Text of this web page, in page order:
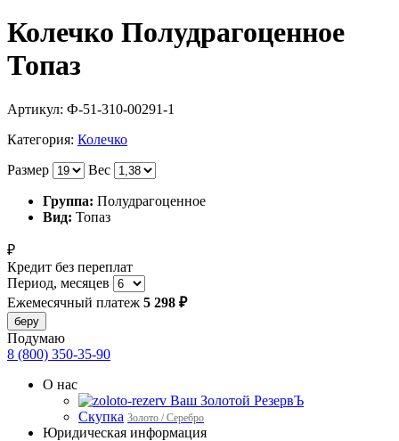
Колечко Полудрагоценное
Топаз
Артикул: Ф-51-310-00291-1
Категория: Колечко
Размер
Вес
Группа: Полудрагоценное
Вид: Топаз
₽
Кредит без переплат
Период, месяцев
Ежемесячный платеж 5 298 ₽
Подумаю
8 (800) 350-35-90
О нас
Ваш Золотой РезервЪ
Скупка Золото / Серебро
Юридическая информация